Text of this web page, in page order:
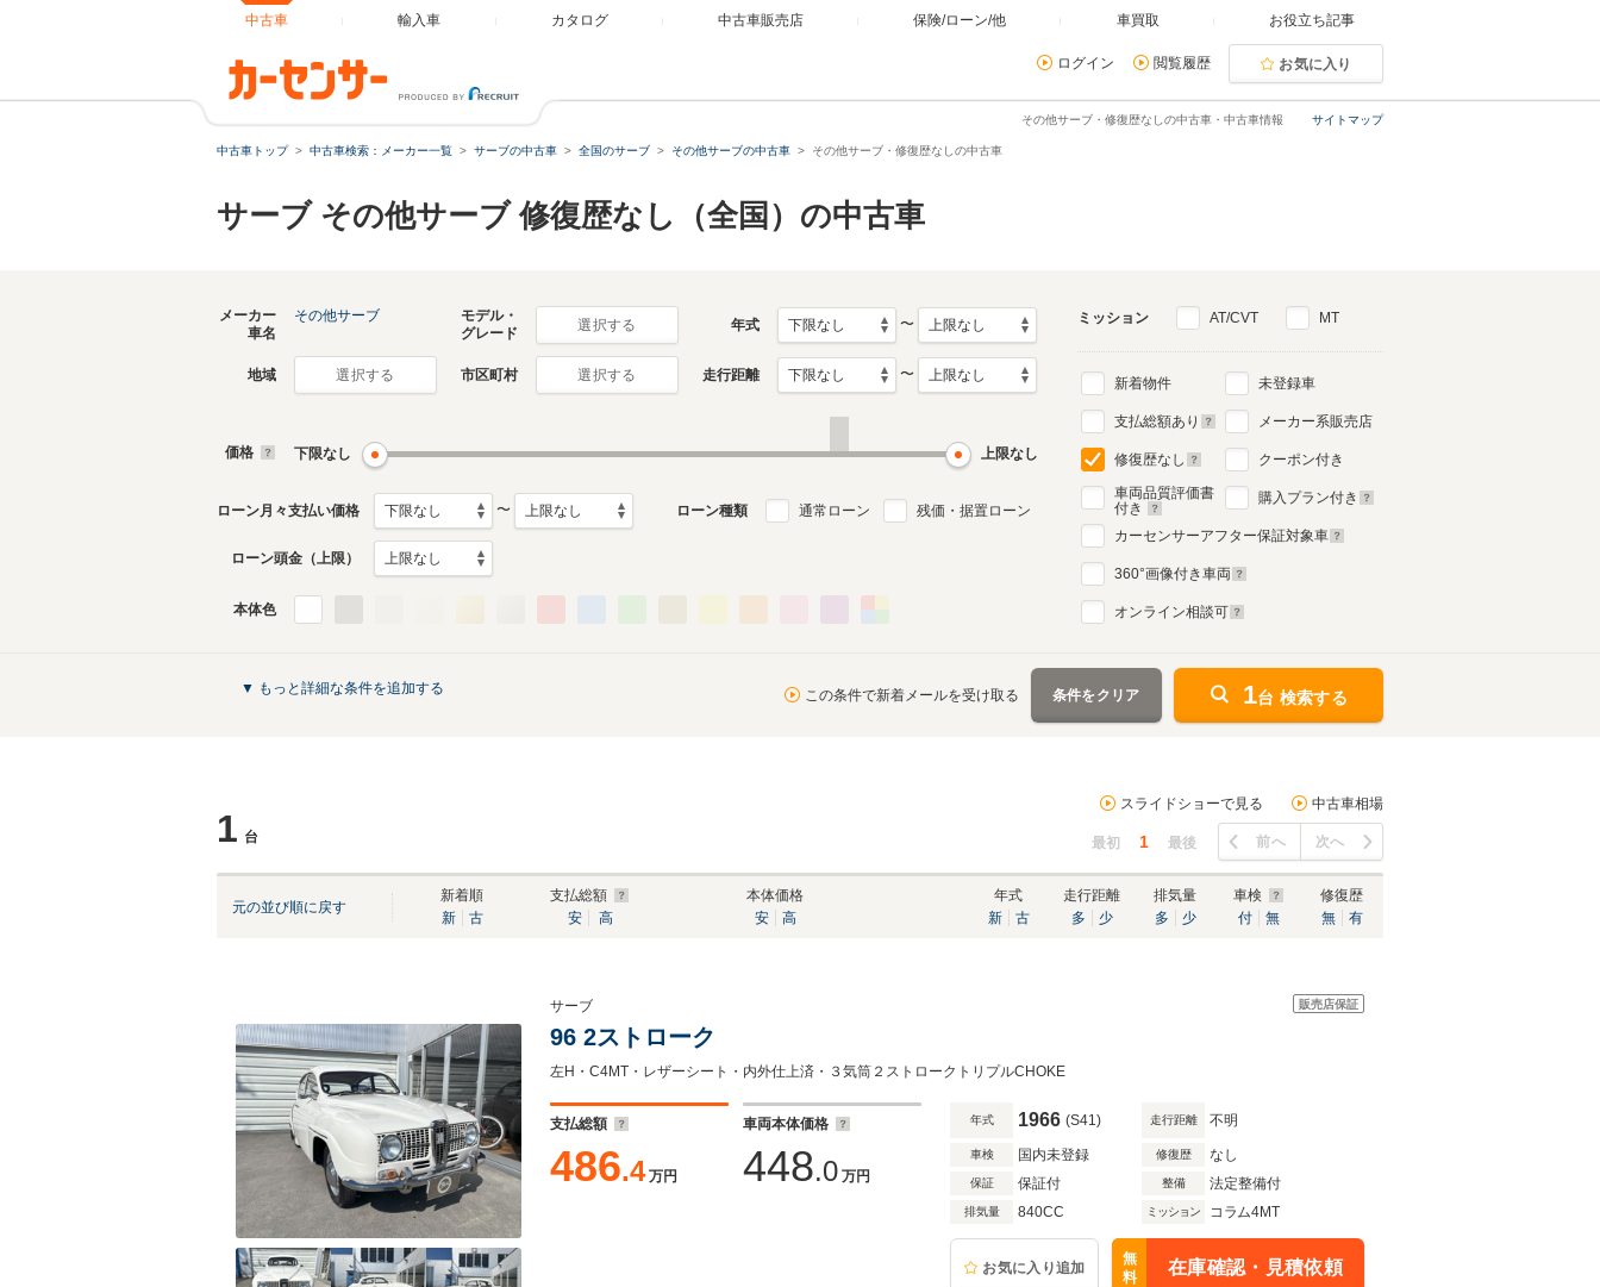
中古車 輸入車 カタログ 中古車販売店 保険/ローン/他 車買取 お役立ち記事
ログイン 閲覧履歴 お気に入り
サイトマップ
その他サーブ・修復歴なしの中古車・中古車情報
中古車トップ 中古車検索：メーカー一覧 サーブの中古車 全国のサーブ その他サーブの中古車 その他サーブ・修復歴なしの中古車
サーブ その他サーブ 修復歴なし（全国）の中古車
メーカー
車名
その他サーブ
モデル・
グレード
選択する 年式 〜
地域 選択する 市区町村 選択する 走行距離 〜
価格 下限なし 上限なし
ローン月々支払い価格 〜 ローン種類 通常ローン 残価・据置ローン
ローン頭金（上限）
本体色
ミッション AT/CVT MT
新着物件
支払総額あり
修復歴なし
車両品質評価書
付き
未登録車
メーカー系販売店
クーポン付き
購入プラン付き
カーセンサーアフター保証対象車
360°画像付き車両
オンライン相談可
▼ もっと詳細な条件を追加する この条件で新着メールを受け取る 条件をクリア 1台 検索する
1 台
スライドショーで見る 中古車相場
最初 1 最後 前へ 次へ
元の並び順に戻す
新着順
新
古
支払総額
安
高
本体価格
安
高
年式
新
古
走行距離
多
少
排気量
多
少
車検
付
無
修復歴
無
有
販売店保証
サーブ
96 2ストローク
左H・C4MT・レザーシート・内外仕上済・３気筒２ストロークトリプルCHOKE
支払総額
486.4 万円
車両本体価格
448.0 万円
年式 1966 (S41) 走行距離 不明
車検 国内未登録 修復歴 なし
保証 保証付 整備 法定整備付
排気量 840CC ミッション コラム4MT
お気に入り追加
無
料
在庫確認・見積依頼